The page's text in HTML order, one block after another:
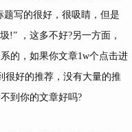
写的很好，很吸睛，但是
!” ，这多不好?另一方面，
的，如果你文章1w个点击进
很好的推荐，没有大量的推
到你的文章好吗?